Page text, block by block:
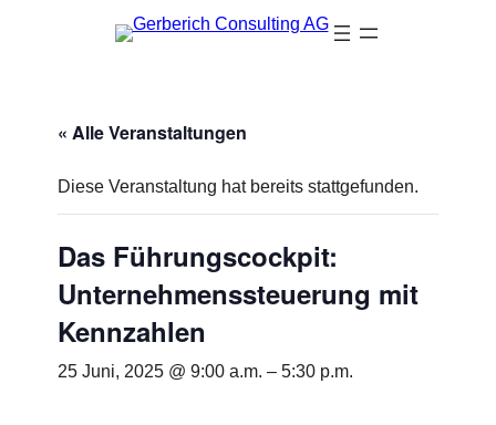
« Alle Veranstaltungen
Diese Veranstaltung hat bereits stattgefunden.
Das Führungscockpit:
Unternehmenssteuerung mit
Kennzahlen
25 Juni, 2025 @ 9:00 a.m. – 5:30 p.m.